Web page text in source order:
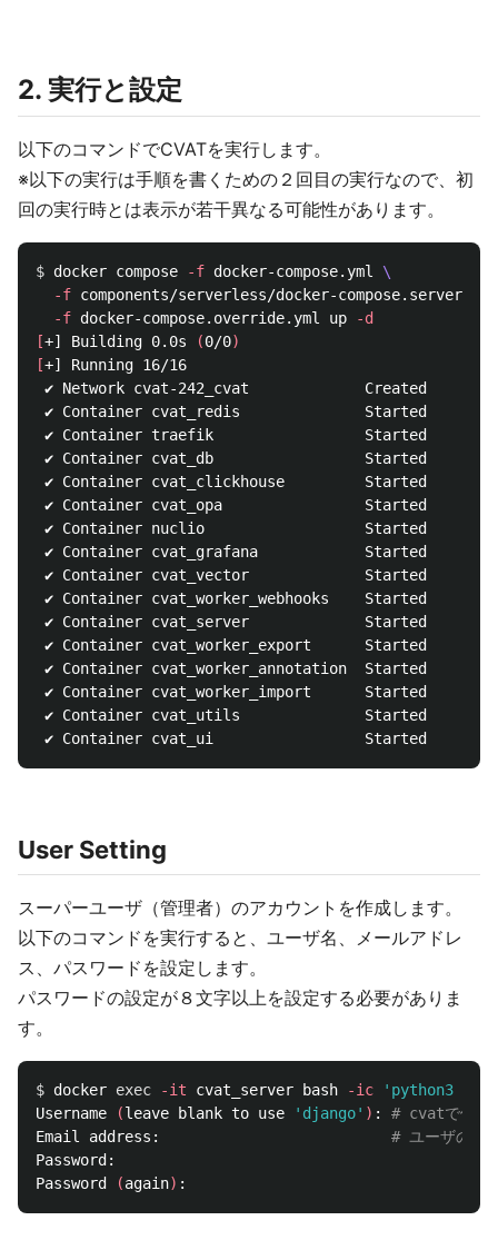
2. 実行と設定
以下のコマンドでCVATを実行します。
※以下の実行は手順を書くための２回目の実行なので、初
回の実行時とは表示が若干異なる可能性があります。
$ docker compose -f docker-compose.yml \
-f components/serverless/docker-
-f docker-compose.override.yml up
-d
[+] Building 0.0s (0/0)
[+] Running 16/16
✔ Network cvat-242_cvat
✔ Container cvat_redis
✔ Container traefik
✔ Container cvat_db
✔ Container cvat_clickhouse
✔ Container cvat_opa
✔ Container nuclio
✔ Container cvat_grafana
✔ Container cvat_vector
✔ Container cvat_worker_webhooks
✔ Container cvat_server
✔ Container cvat_worker_export
✔ Container cvat_worker_annotation
✔ Container cvat_worker_import
✔ Container cvat_utils
User Setting
スーパーユーザ（管理者）のアカウントを作成します。
以下のコマンドを実行すると、ユーザ名、メールアドレ
ス、パスワードを設定します。
パスワードの設定が８文字以上を設定する必要がありま
す。
$ docker exec -it cvat_server bash -ic
'python3 ~/
Username
(leave blank to use 'django' ) : # cvatで使用
Email address: # ユーザのメ
Password:
Password
(again)